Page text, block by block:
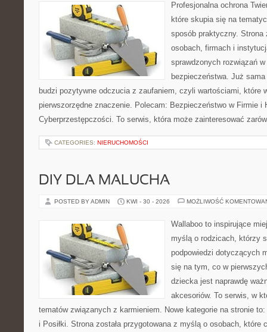
Profesjonalna ochrona
które skupia się na
sposób praktyczny. Strona
osobach, firmach i
sprawdzonych rozwiązań
bezpieczeństwa. Już
budzi pozytywne odczucia z zaufaniem, czyli wartościami, które
pierwszorzędne znaczenie. Polecam: Bezpieczeństwo w Firmie i
Cyberprzestępczości. To serwis, która może zainteresować
CATEGORIES: NIERUCHOMOŚCI
DIY DLA MALUCHA
POSTED BY ADMIN KWI - 30 - 2026 MOŻLIWOŚĆ
Wallaboo to inspirujące
myślą o rodzicach, którzy
podpowiedzi dotyczących
się na tym, co w
dziecka jest naprawdę
akcesoriów. To serwis, w
tematów związanych z karmieniem. Nowe kategorie na stronie
i Posiłki. Strona została przygotowana z myślą o osobach,